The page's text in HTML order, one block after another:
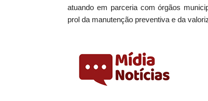
atuando em parceria com órgãos
prol da manutenção preventiva e da